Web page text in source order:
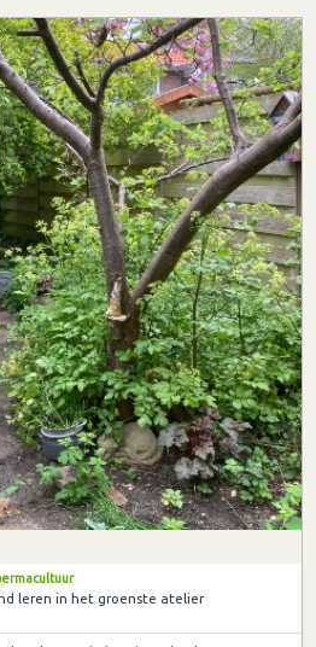
leren in het groenste atelier